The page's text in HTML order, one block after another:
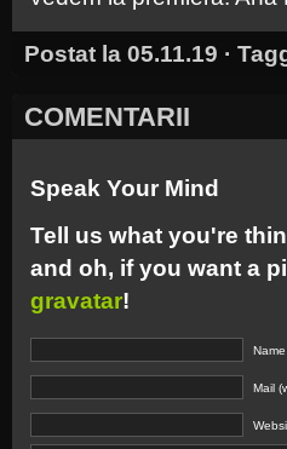
Postat la 05.11.19 ·
COMENTARII
Speak Your Mind
Tell us what you're
and oh, if you want a
gravatar!
Mail